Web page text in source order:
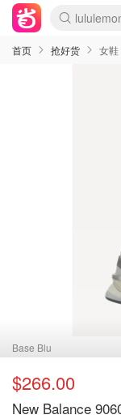
Sasa美
SSENSE
Cettire降
WWS
viagogo
Myer超级
The
David
Flannels
AMIRO
Amazon
eToro入
Amazon
ICONIC
Moose
丝芙兰5
EUFY摄
Trip机票
YSL送5
Amazon
Amazon
雅漾大喷
过敏原检
伊索独家
科颜氏高
丝塔芙大
订阅
Cult
Harrods
LN-CC奢
d'Alba空
EVE
Adore
CT圣诞日
Luxury
MOON
Tingo
CR洗护
修丽可4
Myer彩
GANNI
Tessabit
OGX洗
Amazon
卡诗8.5
Philips
首页 抢好货 女鞋
Base Blu
$266.00
New Balance